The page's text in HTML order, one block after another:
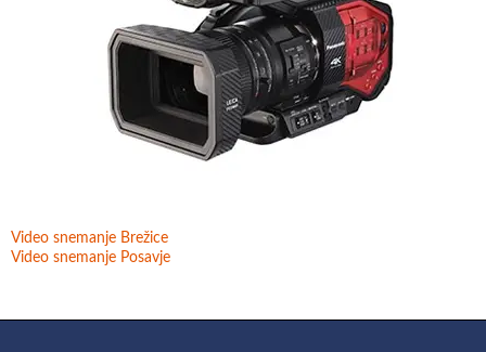
Video snemanje Brežice
Video snemanje Posavje